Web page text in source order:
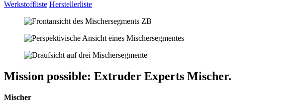
Werkstoffliste Herstellerliste
Mission possible: Extruder Experts Mischer.
Mischer